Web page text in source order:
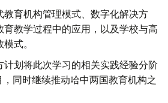
教育机构管理模式、数字化解决方
教学过程中的应用，以及学校与高
式。
划将此次学习的相关实践经验分阶
同时继续推动哈中两国教育机构之